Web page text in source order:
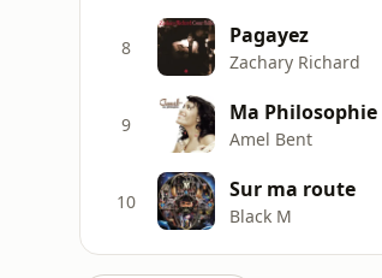
8 Pagayez
Zachary Richard
9 Ma Philosophie
Amel Bent
10 Sur ma route
Black M